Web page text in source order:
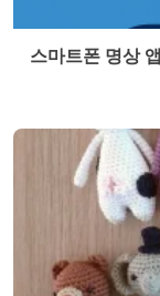
스마트폰 명상